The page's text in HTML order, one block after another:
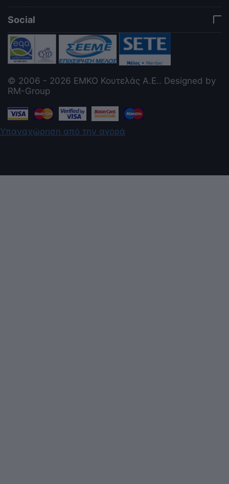
Social
© 2006 - 2026 ΕΜΚΟ Κουτελάς Α.Ε.. Designed by
RM-Group
Υπαναχώρηση από την αγορά